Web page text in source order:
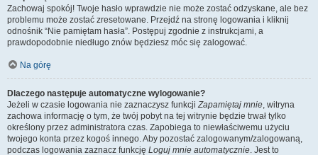
Zachowaj spokój! Twoje hasło wprawdzie nie może zostać odzyskane, ale bez
problemu może zostać zresetowane. Przejdź na stronę logowania i kliknij
odnośnik “Nie pamiętam hasła”. Postępuj zgodnie z instrukcjami, a
prawdopodobnie niedługo znów będziesz móc się zalogować.
Na górę
Dlaczego następuje automatyczne wylogowanie?
Jeżeli w czasie logowania nie zaznaczysz funkcjiZapamiętaj mnie, witryna
zachowa informację o tym, że twój pobyt na tej witrynie będzie trwał tylko
określony przez administratora czas. Zapobiega to niewłaściwemu użyciu
twojego konta przez kogoś innego. Aby pozostać zalogowanym/zalogowaną,
podczas logowania zaznacz funkcję Loguj mnie automatycznie. Jest to